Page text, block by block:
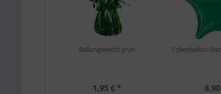
Ballongewicht grün
1,95 € *
Folienballon